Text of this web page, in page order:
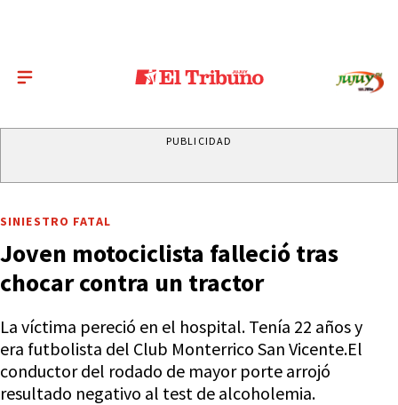
PUBLICIDAD
SINIESTRO FATAL
Joven motociclista falleció tras
chocar contra un tractor
La víctima pereció en el hospital. Tenía 22 años y
era futbolista del Club Monterrico San Vicente.El
conductor del rodado de mayor porte arrojó
resultado negativo al test de alcoholemia.